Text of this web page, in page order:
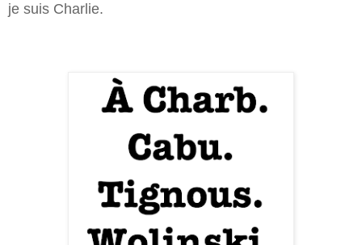
je suis Charlie.